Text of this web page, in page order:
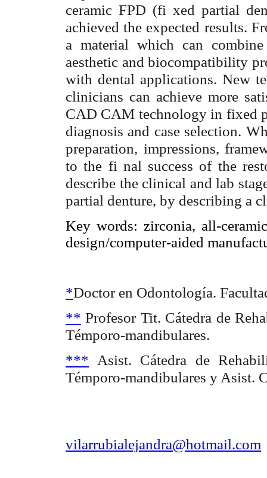
ceramic FPD (fi xed partial
achieved the expected results.
a material which can combine
aesthetic and biocompatibility
with dental applications. New
clinicians can achieve more
CAD CAM technology in fixed
diagnosis and case selection.
preparation, impressions,
to the fi nal success of the
describe the clinical and lab
partial denture, by describing a
Key words: zirconia, all-
design/computer-aided
*Doctor en Odontología.
** Profesor Tit. Cátedra de
Témporo-mandibulares.
*** Asist. Cátedra de
Témporo-mandibulares y Asist.
vilarrubialejandra@hotmail.com